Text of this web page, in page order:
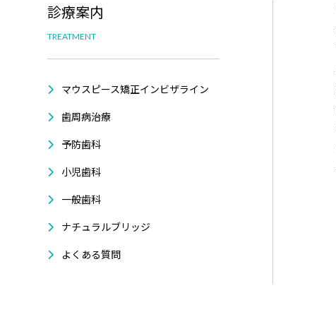
診療案内
TREATMENT
マウスピース矯正インビザライン
歯周病治療
予防歯科
小児歯科
一般歯科
ナチュラルブリッジ
よくある質問